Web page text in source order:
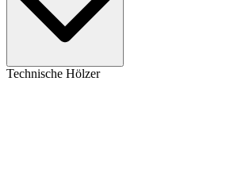
Technische Hölzer